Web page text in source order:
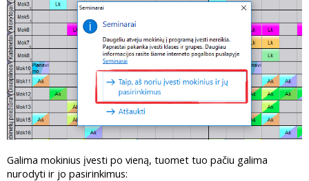
Galima mokinius įvesti po vieną, tuomet tuo pačiu galima
nurodyti ir jo pasirinkimus: